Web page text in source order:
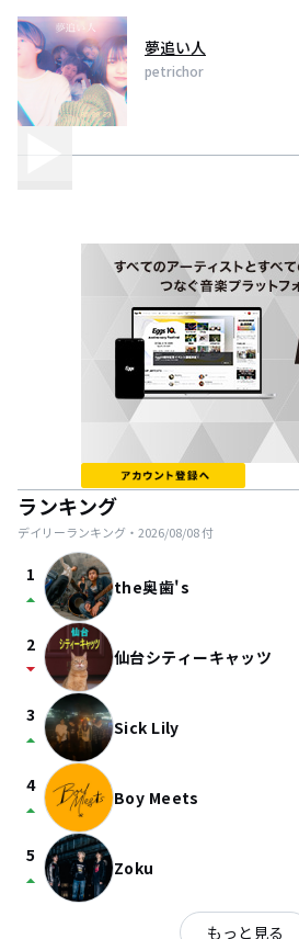
夢追い人
petrichor
ランキング
デイリーランキング・ 2026/08/08付
1
arrow_drop_up the奥歯's
2
arrow_drop_down 仙台シティーキャッツ
3
arrow_drop_up Sick Lily
4
arrow_drop_up Boy Meets
5
arrow_drop_up Zoku
もっと見る